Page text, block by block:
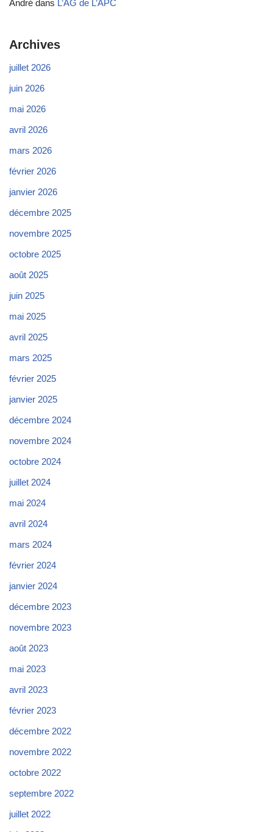
André dans L’AG de L’APC
Archives
juillet 2026
juin 2026
mai 2026
avril 2026
mars 2026
février 2026
janvier 2026
décembre 2025
novembre 2025
octobre 2025
août 2025
juin 2025
mai 2025
avril 2025
mars 2025
février 2025
janvier 2025
décembre 2024
novembre 2024
octobre 2024
juillet 2024
mai 2024
avril 2024
mars 2024
février 2024
janvier 2024
décembre 2023
novembre 2023
août 2023
mai 2023
avril 2023
février 2023
décembre 2022
novembre 2022
octobre 2022
septembre 2022
juillet 2022